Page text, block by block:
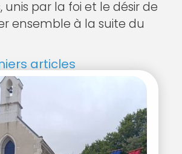
unis par la foi et le désir de
ensemble à la suite du
articles